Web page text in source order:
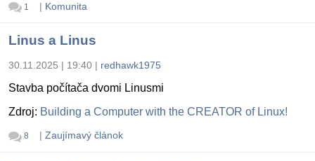
1 | Komunita
Linus a Linus
30.11.2025 | 19:40 | redhawk1975
Stavba počítača dvomi Linusmi
Zdroj: Building a Computer with the CREATOR of Linux!
8 | Zaujímavý článok